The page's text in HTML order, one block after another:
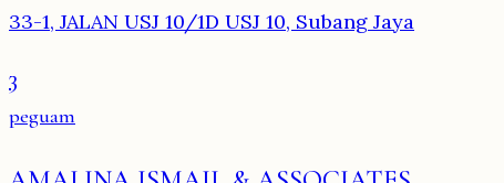
33-1, JALAN USJ 10/1D USJ 10, Subang Jaya
3
peguam